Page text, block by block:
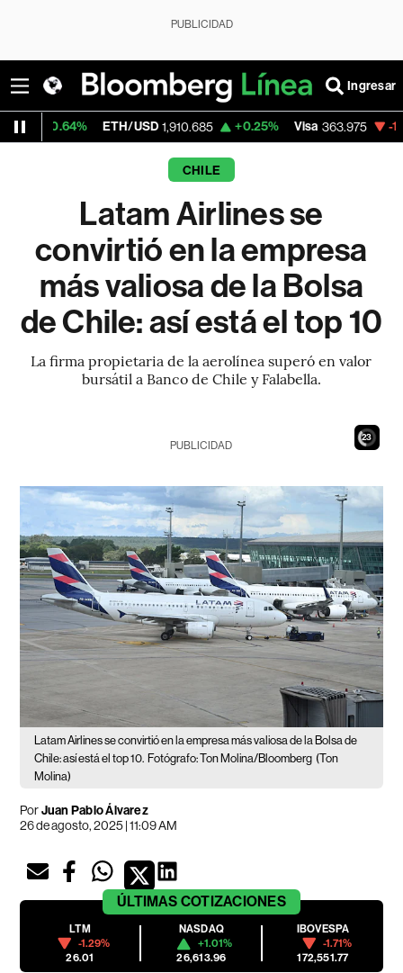
PUBLICIDAD
Ingresar
ETH/USD 1,910.685 +0.25% Visa 363.975 -1.75%
CHILE
Latam Airlines se
convirtió en la empresa
más valiosa de la Bolsa
de Chile: así está el top 10
La firma propietaria de la aerolínea superó en valor
bursátil a Banco de Chile y Falabella.
21
PUBLICIDAD
Latam Airlines se convirtió en la empresa más valiosa de la Bolsa de
Chile: así está el top 10. Fotógrafo: Ton Molina/Bloomberg (Ton
Molina)
PorJuan Pablo Álvarez
26 de agosto, 2025 | 11:09 AM
ÚLTIMAS COTIZACIONES
LTM
-1.29%
26.01
NASDAQ
+1.01%
26,613.96
IBOVESPA
-1.71%
172,551.77